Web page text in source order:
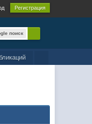
Регистрация
поиск